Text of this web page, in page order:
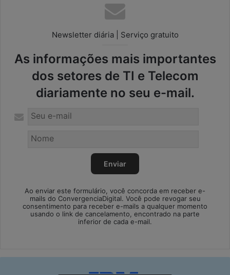
Newsletter diária | Serviço gratuito
As informações mais importantes
dos setores de TI e Telecom
diariamente no seu e-mail.
Ao enviar este formulário, você concorda em receber e-
mails do ConvergenciaDigital. Você pode revogar seu
consentimento para receber e-mails a qualquer momento
usando o link de cancelamento, encontrado na parte
inferior de cada e-mail.